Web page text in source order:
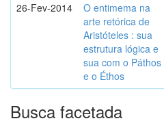
26-Fev-2014
O entimema na
arte retórica de
Aristóteles : sua
estrutura lógica e
sua com o Páthos
e o Éthos
Busca facetada